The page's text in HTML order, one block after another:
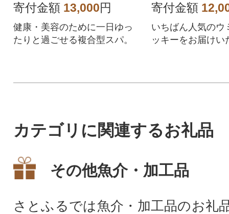
寄付金額 13,000円
健康・美容のために一日ゆっ
たりと過ごせる複合型スパ。
寄付金額
いちばん人気のウ
ッキーをお届けい
カテゴリに関連するお礼品
その他魚介・加工品
さとふるでは魚介・加工品のお礼